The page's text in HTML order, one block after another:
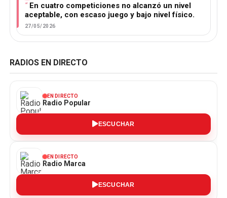
En cuatro competiciones no alcanzó un nivel
aceptable, con escaso juego y bajo nivel físico.
27/05/2026
RADIOS EN DIRECTO
EN DIRECTO
Radio Popular
ESCUCHAR
EN DIRECTO
Radio Marca
ESCUCHAR